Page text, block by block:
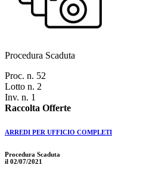
Procedura Scaduta
Proc. n. 52
Lotto n. 2
Inv. n. 1
Raccolta Offerte
ARREDI PER UFFICIO COMPLETI
Procedura Scaduta
il 02/07/2021